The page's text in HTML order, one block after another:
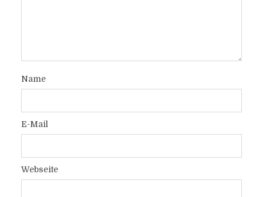
Name
E-Mail
Webseite